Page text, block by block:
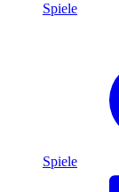
Spiele
Spiele